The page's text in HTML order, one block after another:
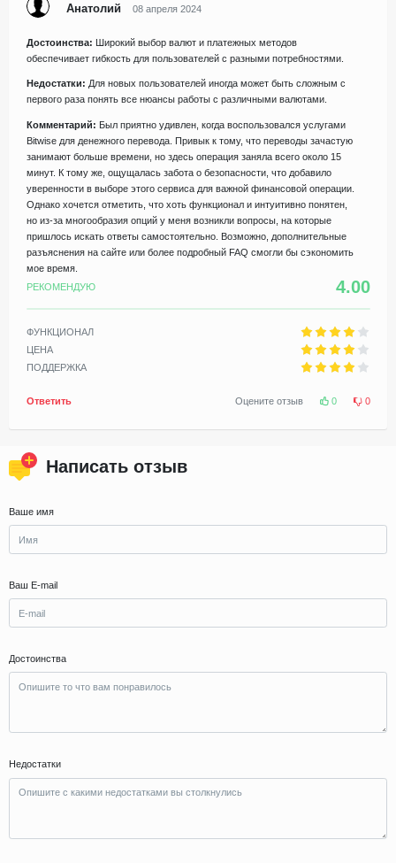
Анатолий 08 апреля 2024
Достоинства: Широкий выбор валют и платежных методов
обеспечивает гибкость для пользователей с разными потребностями.
Недостатки: Для новых пользователей иногда может быть сложным с
первого раза понять все нюансы работы с различными валютами.
Комментарий: Был приятно удивлен, когда воспользовался услугами
Bitwise для денежного перевода. Привык к тому, что переводы зачастую
занимают больше времени, но здесь операция заняла всего около 15
минут. К тому же, ощущалась забота о безопасности, что добавило
уверенности в выборе этого сервиса для важной финансовой операции.
Однако хочется отметить, что хоть функционал и интуитивно понятен,
но из-за многообразия опций у меня возникли вопросы, на которые
пришлось искать ответы самостоятельно. Возможно, дополнительные
разъяснения на сайте или более подробный FAQ смогли бы сэкономить
мое время.
РЕКОМЕНДУЮ
4.00
ФУНКЦИОНАЛ
ЦЕНА
ПОДДЕРЖКА
Ответить Оцените отзыв 0 0
Написать отзыв
Ваше имя
Ваш E-mail
Достоинства
Недостатки